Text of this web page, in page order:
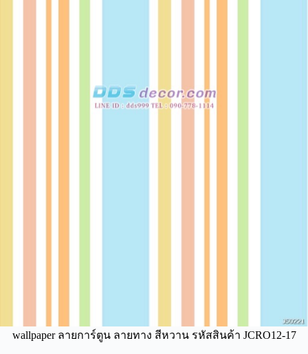
wallpaper ลายการ์ตูน ลายทาง สีหวาน รหัสสินค้า JCRO12-17